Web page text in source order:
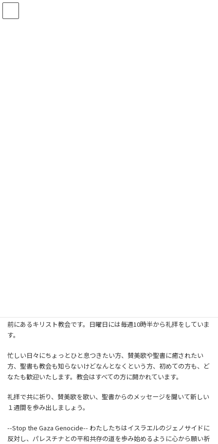
コ
ナ
前にあるキリスト教会です。日曜日には毎週10時半から礼拝をしていま
す。
忙しい日々にちょっとひと息つきたい方、賛美歌や聖書に癒されたい
方、聖書も教会も知らないけどなんとなくという方、初めての方も、ど
なたも歓迎いたします。教会はすべての方に開かれています。
礼拝で共に祈り、賛美歌を歌い、聖書からのメッセージを聞いて新しい
１週間を歩み出しましょう。
--Stop the Gaza Genocide-- わたしたちはイスラエルのジェノサイドに
反対し、パレスチナとの平和共存の道を歩み始めるように心から願い祈